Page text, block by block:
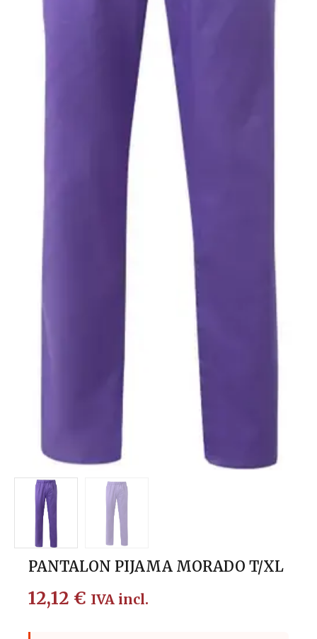
PANTALON PIJAMA MORADO T/XL
12,12 € IVA incl.